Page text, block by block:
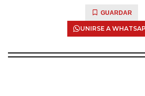
GUARDAR
UNIRSE A